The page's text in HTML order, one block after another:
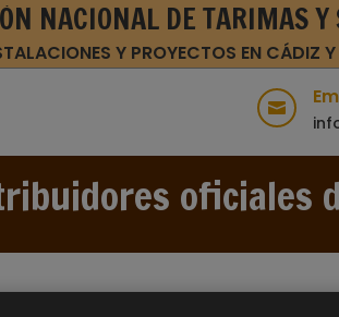
NACIONAL DE TARIMAS
Y PROYECTOS EN CÁDIZ Y

oficiales